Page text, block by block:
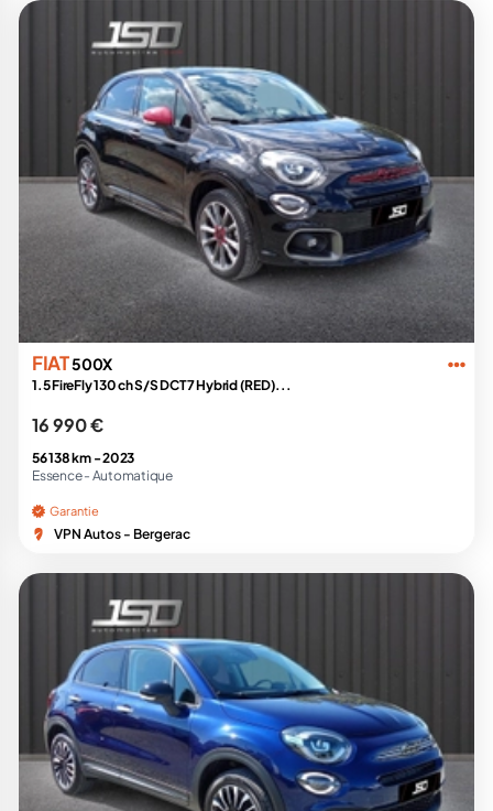
FIAT500X
1.5 FireFly 130 ch S/S DCT7 Hybrid (RED)...
16 990 €
56 138 km -2023
Essence - Automatique
Garantie
VPN Autos - Bergerac